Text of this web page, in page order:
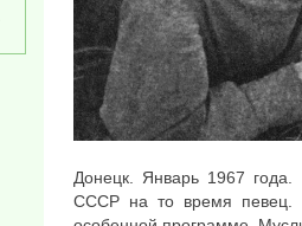
Донецк. Январь 1967
СССР на то время певец.